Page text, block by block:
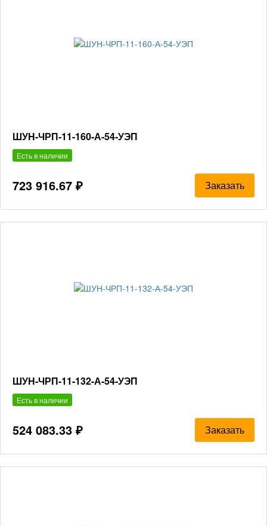
ШУН-ЧРП-11-160-А-54-УЭП
Есть в наличии
723 916.67 ₽ Заказать
ШУН-ЧРП-11-132-А-54-УЭП
Есть в наличии
524 083.33 ₽ Заказать